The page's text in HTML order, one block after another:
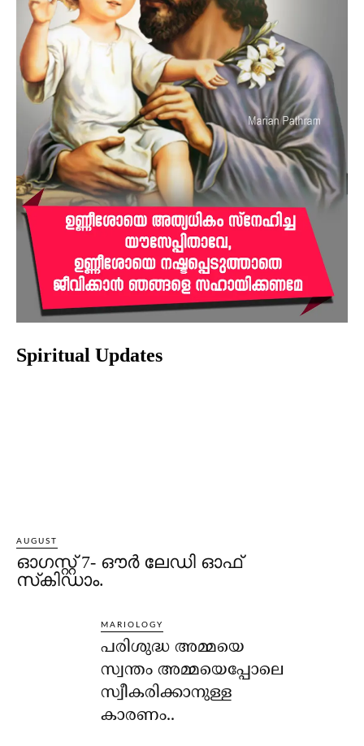
Spiritual Updates
AUGUST
ഓഗസ്റ്റ് 7- ഔര്‍ ലേഡി ഓഫ്
സ്‌കിഡാം.
MARIOLOGY
പരിശുദ്ധ അമ്മയെ
സ്വന്തം അമ്മയെപ്പോലെ
സ്വീകരിക്കാനുള്ള
കാരണം..